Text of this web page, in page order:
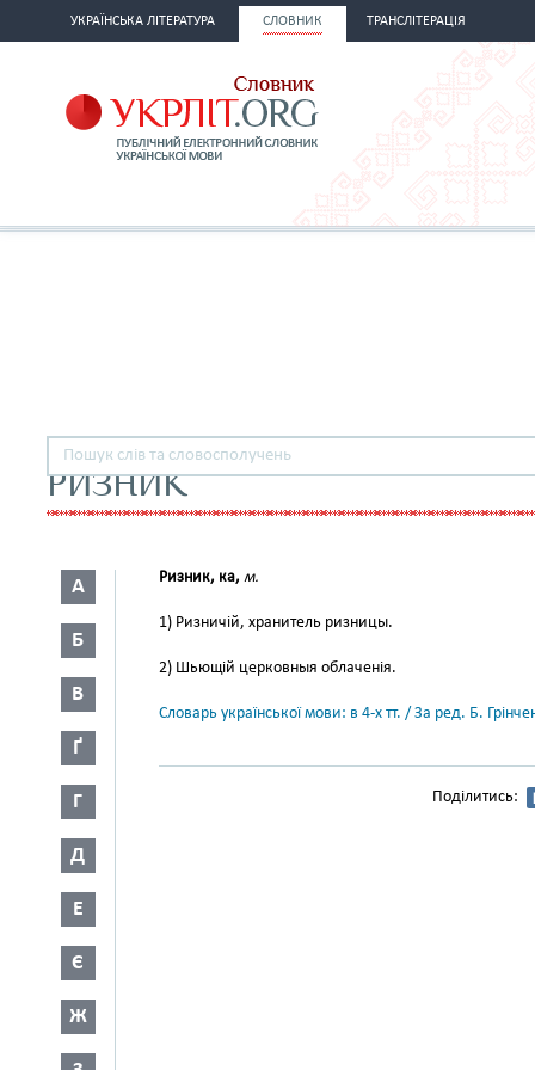
УКРАЇНСЬКА ЛІТЕРАТУРА СЛОВНИК ТРАНСЛІТЕРАЦІЯ
РИЗНИК
А
Б
В
Ґ
Г
Д
Е
Є
Ж
Ризник, ка, м.
1) Ризничій, хранитель ризницы.
2) Шьющій церковныя облаченія.
Словарь української мови: в 4-х тт. / За ред. Б.
Поділитись: